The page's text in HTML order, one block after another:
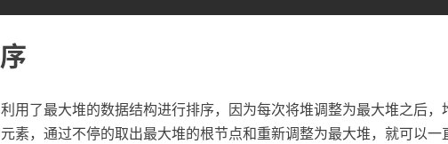
用了最大堆的数据结构进行排序，因为每次将堆调整为最大堆之后，
素，通过不停的取出最大堆的根节点和重新调整为最大堆，就可以一